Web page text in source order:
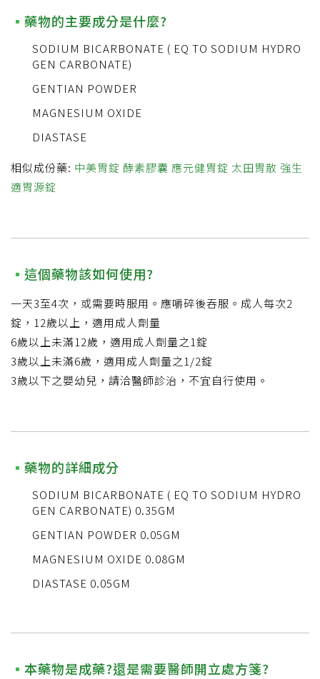
藥物的主要成分是什麼?
SODIUM BICARBONATE ( EQ TO SODIUM HYDRO
GEN CARBONATE)
GENTIAN POWDER
MAGNESIUM OXIDE
DIASTASE
相似成份藥: 中美胃錠 酵素膠囊 應元健胃錠 太田胃散 強生
適胃源錠
這個藥物該如何使用?
一天3至4次，或需要時服用。應嚼碎後吞服。成人每次2
錠，12歲以上，適用成人劑量
6歲以上未滿12歲，適用成人劑量之1錠
3歲以上未滿6歲，適用成人劑量之1/2錠
3歲以下之嬰幼兒，請洽醫師診治，不宜自行使用。
藥物的詳細成分
SODIUM BICARBONATE ( EQ TO SODIUM HYDRO
GEN CARBONATE) 0.35GM
GENTIAN POWDER 0.05GM
MAGNESIUM OXIDE 0.08GM
DIASTASE 0.05GM
本藥物是成藥?還是需要醫師開立處方箋?